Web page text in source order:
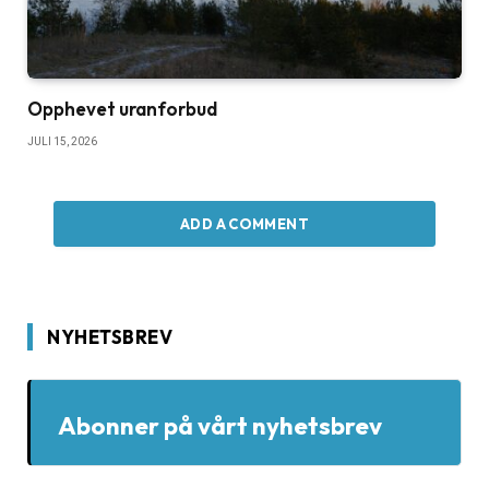
Opphevet uranforbud
JULI 15, 2026
ADD A COMMENT
NYHETSBREV
Abonner på vårt nyhetsbrev